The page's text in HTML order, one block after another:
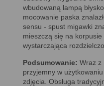
wbudowaną lampą
mocowanie paska
sensu - spust migawki
mieszczą się na
wystarczająca
Podsumowanie: Wraz z
przyjemny w
zdjęcia. Obsługa